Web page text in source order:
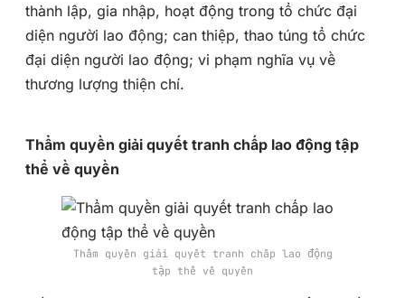
thành lập, gia nhập, hoạt động trong tổ chức đại
diện người lao động; can thiệp, thao túng tổ chức
đại diện người lao động; vi phạm nghĩa vụ về
thương lượng thiện chí.
Thẩm quyền giải quyết tranh chấp lao động tập
thể về quyền
Thẩm quyền giải quyết tranh chấp lao động
tập thể về quyền